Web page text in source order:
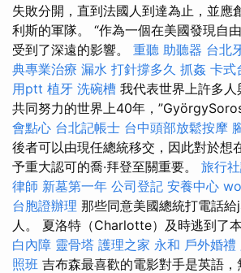
失敗分開，直到法國人到達為止，並應
利斯的軍隊。 “作為一個在美國發現自
受到了深遠的影響。 重聽 助聽器 台北
典專業治療 漏水 打針撐多久 抓姦 卡式
用ptt 植牙 洗碗槽 我代表世界上許多
共同努力的世界上40年，
會點心 台北記帳士 台中頭部放鬆按摩
後者可以由現任總統移交，因此對於想
予重大認可的喬·拜登至關重要。 旅行
律師 新墓第一年 公司登記 安養中心
台胞證辦理 那些同意美國總統打電話
人。 夏洛特（Charlotte）及時逃到了
白內障 靈骨塔 護理之家 永和 戶外婚禮
照班 吉布森最喜歡的電影對手是英語